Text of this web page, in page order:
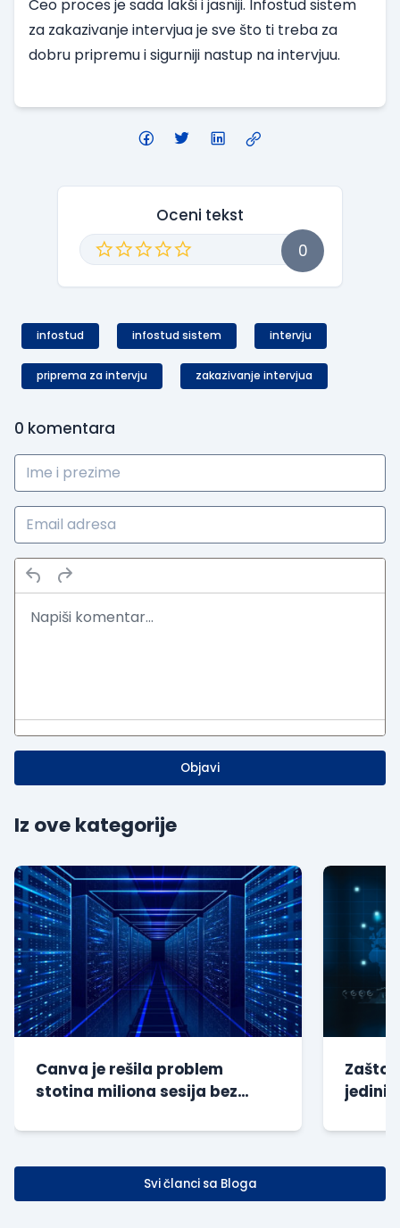
Ceo proces je sada lakši i jasniji. Infostudsistem
za zakazivanjeintervjuaje sve što ti treba za
dobru pripremu i sigurniji nastup na intervjuu.
Oceni tekst
0
infostud infostud sistem intervju
priprema za intervju zakazivanje intervjua
0 komentara
Objavi
Iz ove kategorije
Canva je rešila problem
stotina miliona sesija bez
Zašto
jedini
Svi članci sa Bloga